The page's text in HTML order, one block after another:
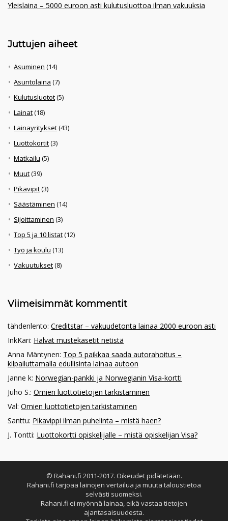
Yleislaina – 5000 euroon asti kulutusluottoa ilman vakuuksia
Juttujen aiheet
Asuminen (14)
Asuntolaina (7)
Kulutusluotot(5)
Lainat(18)
Lainayritykset(43)
Luottokortit(3)
Matkailu (5)
Muut(39)
Pikavipit(3)
Säästäminen (14)
Sijoittaminen (3)
Top 5 ja 10 listat(12)
Työ ja koulu (13)
Vakuutukset(8)
Viimeisimmät kommentit
tähdenlento: Creditstar – vakuudetonta lainaa 2000 euroon asti
InkKari: Halvat mustekasetit netistä
Anna Mäntynen: Top 5 paikkaa saada autorahoitus –
kilpailuttamalla edullisinta lainaa autoon
Janne k: Norwegian-pankki ja Norwegianin Visa-kortti
Juho S.: Omien luottotietojen tarkistaminen
Val: Omien luottotietojen tarkistaminen
Santtu: Pikavippi ilman puhelinta – mistä haen?
J. Tontti: Luottokortti opiskelijalle – mistä opiskelijan Visa?
© Rahani.fi 2011-2017. Oikeudet pidätetään.
Rahani.fi tarjoaa lainojen vertailua ja muuta taloustietoa
selvästi suomeksi.
Rahani.fi ei myönnä lainaa, eikä vastaa tietojen
ajantasaisuudesta.